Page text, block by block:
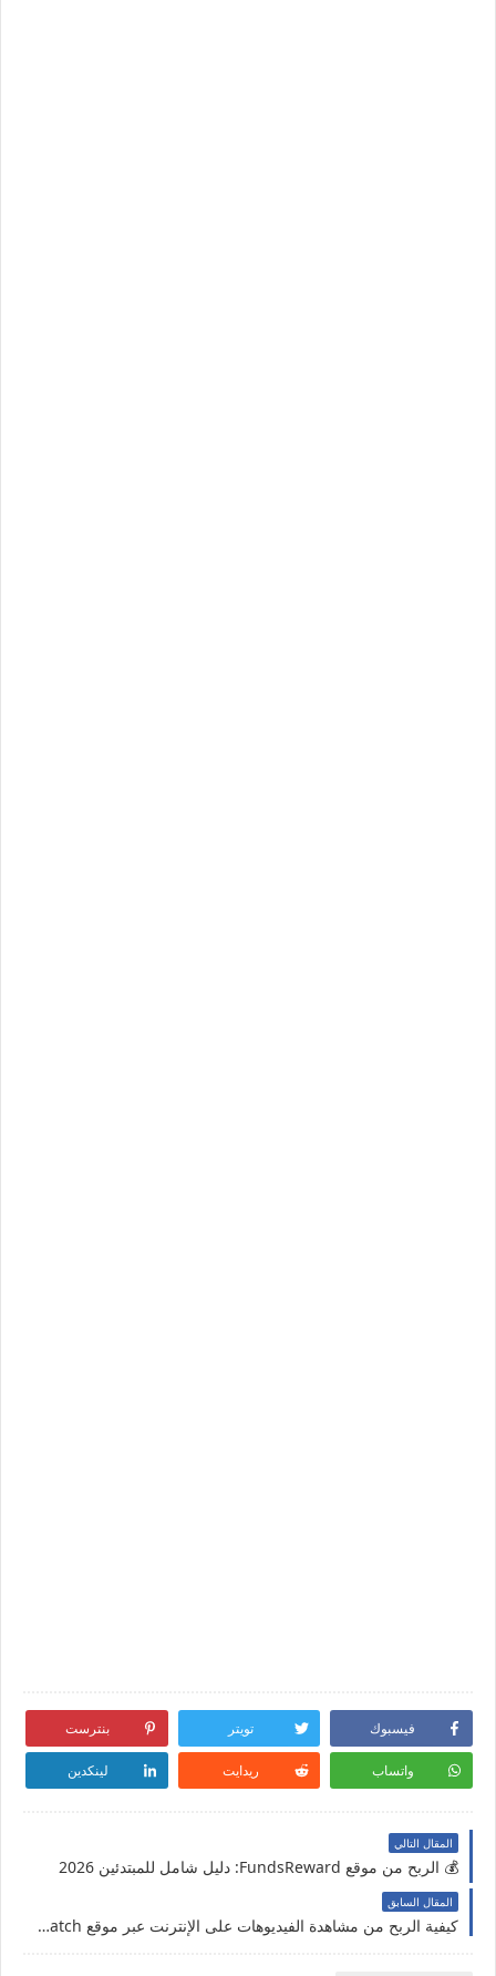
فيسبوك تويتر بنترست
واتساب ريدايت لينكدين
المقال التالي
💰 الربح من موقع FundsReward: دليل شامل للمبتدئين 2026
المقال السابق
كيفية الربح من مشاهدة الفيديوهات على الإنترنت عبر موقع LuckyWatch